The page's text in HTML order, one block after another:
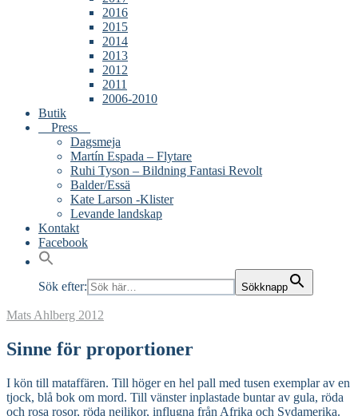
2016
2015
2014
2013
2012
2011
2006-2010
Butik
Press
Dagsmeja
Martín Espada – Flytare
Ruhi Tyson – Bildning Fantasi Revolt
Balder/Essä
Kate Larson -Klister
Levande landskap
Kontakt
Facebook
Sök efter: Sökknapp
Mats Ahlberg 2012
Sinne för proportioner
I kön till mataffären. Till höger en hel pall med tusen exemplar av en
tjock, blå bok om mord. Till vänster inplastade buntar av gula, röda
och rosa rosor, röda nejlikor, influgna från Afrika och Sydamerika.